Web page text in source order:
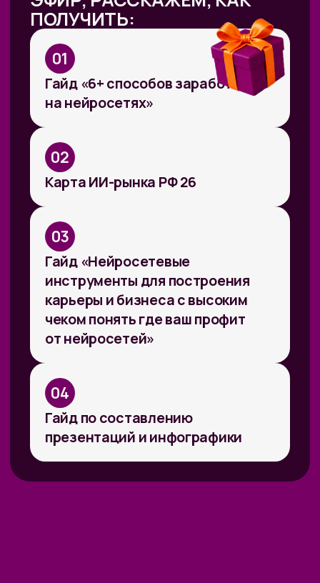
Работа с умом: каков потенциал
генеративного ИИ для роста
производительности в России
Потенциальная ежегодная экономия
от внедрения генеративного ИИ
(генИИ, GenAI) в российской экономике
может достичь 10,8 трлн рублей к 2030
году, при этом ни одна из профессий
не подлежит полной автоматизации
(максимальный уровень — 85%). GenAI
выступает не угрозой, а инструментом
трансформации рынка труда — при
условии его ответственного
и управляемого внедрения. Для
устойчивой реализации преимуществ
от технологии необходимы инвестиции
в переобучение кадров и создание
этической нормативной базы. Такие
выводы содержатся в исследовании
сотрудников Университета
Иннополиса, Высшей школы
менеджмента СПбГУ, МГУ
им. Ломоносова и
онлайн-
университета Зерокодер.
ОБУЧАЕМ БИЗНЕС